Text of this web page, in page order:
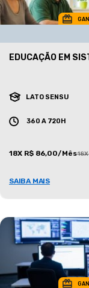
EDUCAÇÃO EM
LATO SENSU
360 A 720H
18X R$ 86,00/Mês
SAIBA MAIS